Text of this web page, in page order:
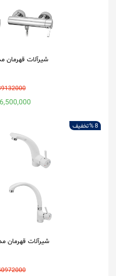
شیرآلات قهرمان
39132000
36,500,000
8 % تخفیف
شیرآلات قهرمان
40972000